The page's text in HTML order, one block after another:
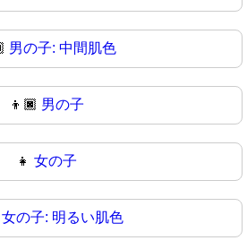
男の子: 中間肌色
👦🏿 男の子
👧 女の子
女の子: 明るい肌色